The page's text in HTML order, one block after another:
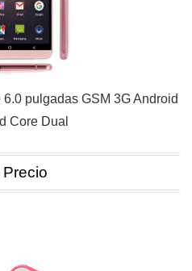
pulgadas GSM 3G Android
Core Dual
Precio